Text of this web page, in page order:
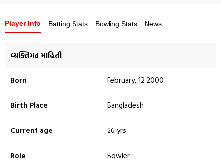
Player Info Batting Stats Bowling Stats News
વ્યક્તિગત માહિતી
Born February, 12 2000
Birth Place Bangladesh
Current age 26 yrs.
Role Bowler